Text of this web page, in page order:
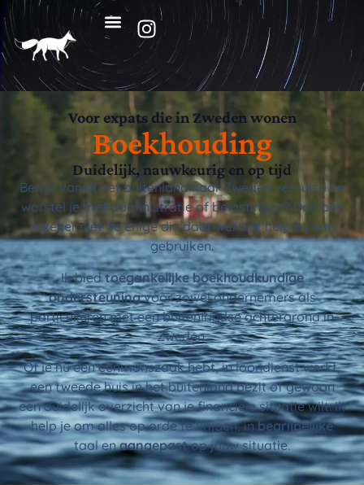
Voor expats die in Zweden wonen
Boekhouding
Duidelijk, nauwkeurig en op tijd
Ben je vanuit het buitenland naar Zweden verhuisd en
worstel je met administratie of belastingen? Dan ben
je zeker niet de enige die daar wel wat hulp bij kan
gebruiken.
Ik biedtoegankelijke boekhoudkundige
ondersteuningvoor zowel ondernemers als
particulieren met een buitenlandse achtergrond in
Zweden.
Of je nu een eenmanszaak hebt, in loondienst werkt,
een tweede huis in het buitenland bezit of gewoon
een duidelijk overzicht van je financiële situatie wilt: ik
help je om alles op orde te krijgen, inbegrijpelijke
taal enaangepastop jouw situatie.